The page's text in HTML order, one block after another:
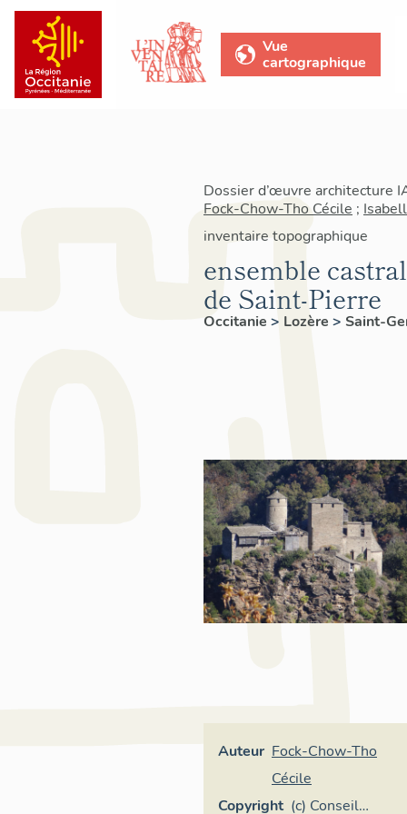
Vue
cartographique
Dossier d’œuvre architecture
Fock-Chow-Tho Cécile ;
inventaire topographique
ensemble
de Saint-Pierre
Occitanie > Lozère > Saint-
Auteur Fock-Chow-Tho
Cécile
Copyright (c) Conseil